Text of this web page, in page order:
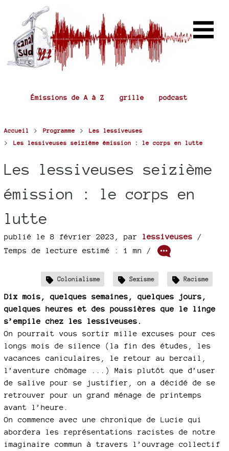
Émissions de A à Z grille podcast
Accueil > Programme > Les lessiveuses
> Les lessiveuses seizième émission : le corps en lutte
Les lessiveuses seizième
émission : le corps en
lutte
publié le 8 février 2023 par lessiveuses /
Temps de lecture estimé : 1 mn /
Colonialisme Sexisme Racisme
Dix mois, quelques semaines, quelques jours,
quelques heures et des poussières que le linge
s’empile chez les lessiveuses.
On pourrait vous sortir mille excuses pour ces
longs mois de silence (la fin des études, les
vacances caniculaires, le retour au bercail,
l’aventure chômage ...) Mais plutôt que d’user
de salive pour se justifier, on a décidé de se
retrouver pour un grand ménage de printemps
avant l’heure.
On commence avec une chronique de Lucie qui
abordera les représentations racistes de notre
imaginaire commun à travers l’ouvrage collectif